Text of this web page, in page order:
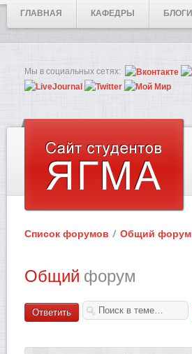
ГЛАВНАЯ КАФЕДРЫ БЛОГИ
Мы в социальных сетях:
Список форумов Общий форум
Общий форум
Ответить